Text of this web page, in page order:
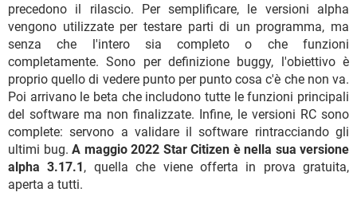
precedono il rilascio. Per semplificare, le versioni alpha
vengono utilizzate per testare parti di un programma, ma
senza che l'intero sia completo o che funzioni
completamente. Sono per definizione buggy, l'obiettivo è
proprio quello di vedere punto per punto cosa c'è che non va.
Poi arrivano le beta che includono tutte le funzioni principali
del software ma non finalizzate. Infine, le versioni RC sono
complete: servono a validare il software rintracciando gli
ultimi bug. A maggio 2022 Star Citizen è nella sua versione
alpha 3.17.1, quella che viene offerta in prova gratuita,
aperta a tutti.